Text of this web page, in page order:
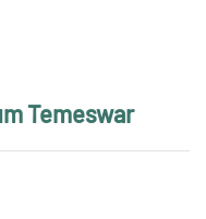
Temeswar